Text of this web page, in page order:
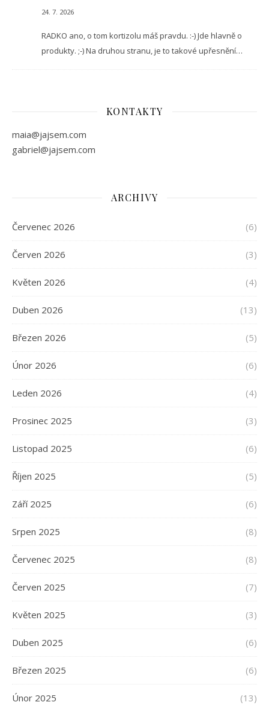
24. 7. 2026
RADKO ano, o tom kortizolu máš pravdu. :-) Jde hlavně o
produkty. ;-) Na druhou stranu, je to takové upřesnění…
KONTAKTY
maia@jajsem.com
gabriel@jajsem.com
ARCHIVY
Červenec 2026 (6)
Červen 2026 (3)
Květen 2026 (4)
Duben 2026 (13)
Březen 2026 (5)
Únor 2026 (6)
Leden 2026 (4)
Prosinec 2025 (3)
Listopad 2025 (6)
Říjen 2025 (5)
Září 2025 (6)
Srpen 2025 (8)
Červenec 2025 (8)
Červen 2025 (7)
Květen 2025 (3)
Duben 2025 (6)
Březen 2025 (6)
Únor 2025 (13)